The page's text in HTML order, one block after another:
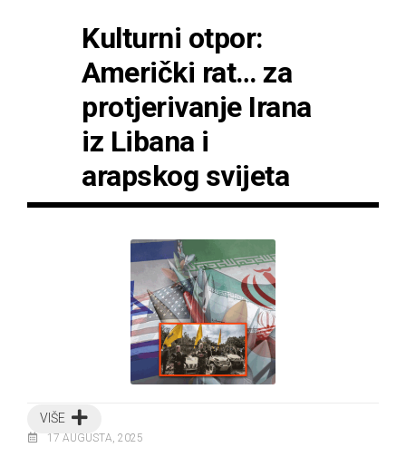
Kulturni otpor:
Američki rat… za
protjerivanje Irana
iz Libana i
arapskog svijeta
VIŠE
17 AUGUSTA, 2025